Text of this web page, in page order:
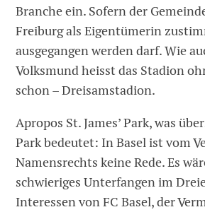
Branche ein. Sofern der
Freiburg als Eigentümerin
ausgegangen werden darf. Wie
Volksmund heisst das Stadion
schon – Dreisamstadion.
Apropos St. James’ Park, was
Park bedeutet: In Basel ist vom
Namensrechts keine Rede. Es
schwieriges Unterfangen im
Interessen von FC Basel, der